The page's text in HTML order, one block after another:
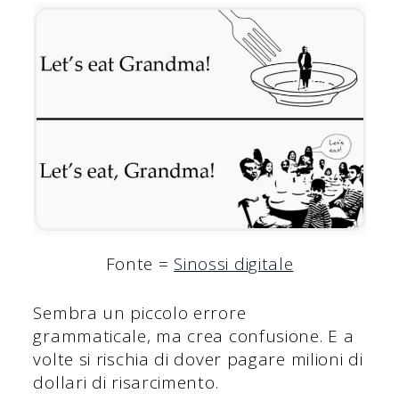
Fonte = Sinossi digitale
Sembra un piccolo errore
grammaticale, ma crea confusione. E a
volte si rischia di dover pagare milioni di
dollari di risarcimento.